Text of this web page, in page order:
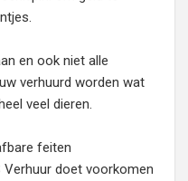
en ook niet alle
verhuurd worden wat
veel dieren.
feiten
Verhuur doet voorkomen